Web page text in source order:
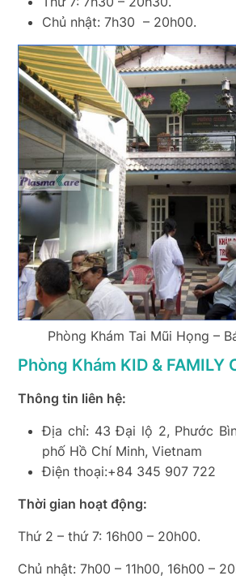
Chủ nhật: 7h30 – 20h00.
Phòng Khám Tai Mũi Họng –
Phòng Khám KID & FAMILY
Thông tin liên hệ:
Địa chỉ: 43 Đại lộ 2, Phước
phố Hồ Chí Minh, Vietnam
Điện thoại:+84 345 907 722
Thời gian hoạt động:
Thứ 2 – thứ 7: 16h00 – 20h00.
Chủ nhật: 7h00 – 11h00, 16h00 –